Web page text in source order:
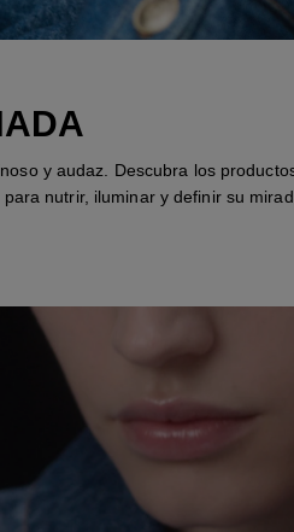
a pantalla completa
y audaz. Descubra los
nutrir, iluminar y definir su